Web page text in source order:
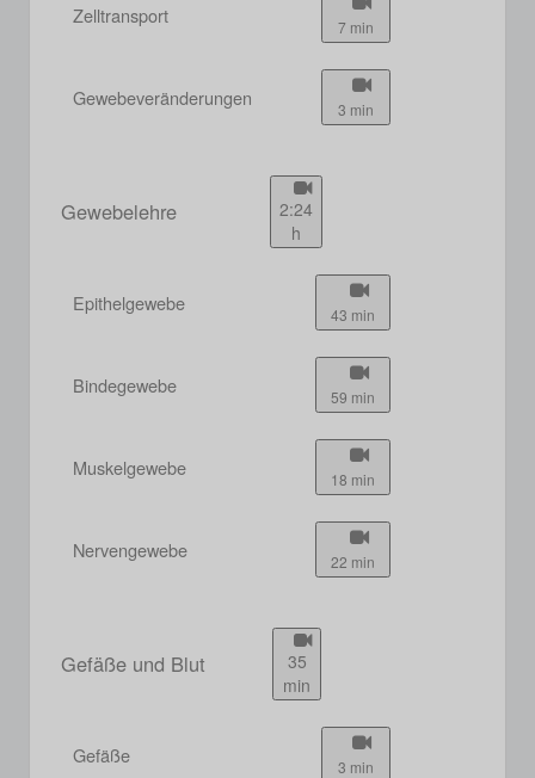
Zelltransport 7 min
Gewebeveränderungen 3 min
Gewebelehre
2:24
h
Epithelgewebe 43 min
Bindegewebe 59 min
Muskelgewebe 18 min
Nervengewebe 22 min
Gefäße und Blut
35
min
Gefäße 3 min